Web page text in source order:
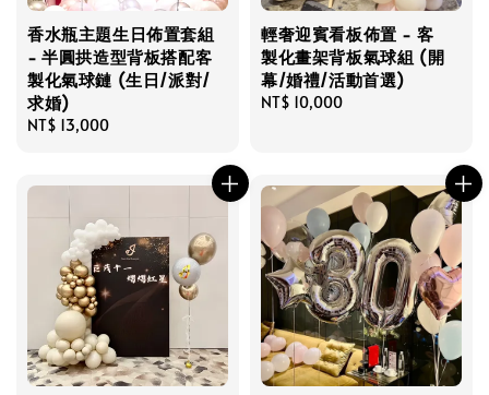
香水瓶主題生日佈置套組
- 半圓拱造型背板搭配客
製化氣球鏈 (生日/派對/
求婚)
Regular
NT$ 13,000
輕奢迎賓看板佈置 - 客
製化畫架背板氣球組 (開
幕/婚禮/活動首選)
Regular
NT$ 10,000